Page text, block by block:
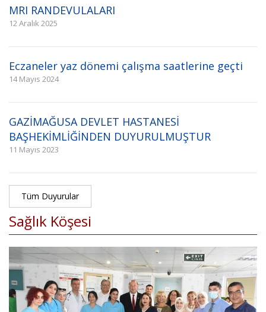
MRI RANDEVULALARI
12 Aralık 2025
Eczaneler yaz dönemi çalışma saatlerine geçti
14 Mayıs 2024
GAZİMAĞUSA DEVLET HASTANESİ
BAŞHEKİMLİĞİNDEN DUYURULMUŞTUR
11 Mayıs 2023
Tüm Duyurular
Sağlık Köşesi